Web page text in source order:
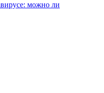
можно ли